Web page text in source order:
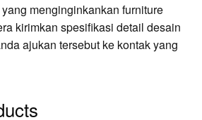
menginginkankan furniture
kirimkan spesifikasi detail desain
ajukan tersebut ke kontak yang